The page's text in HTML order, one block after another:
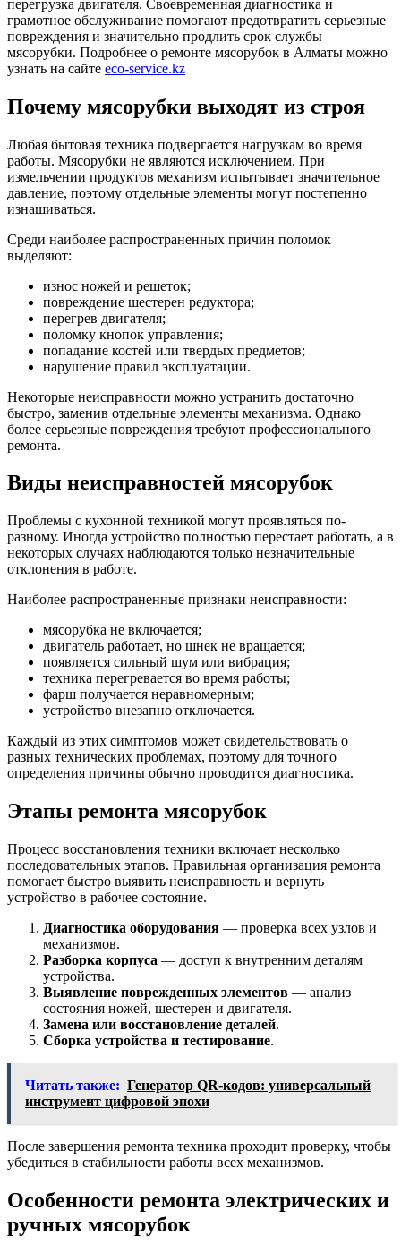
перегрузка двигателя. Своевременная диагностика и
грамотное обслуживание помогают предотвратить серьезные
повреждения и значительно продлить срок службы
мясорубки. Подробнее о ремонте мясорубок в Алматы можно
узнать на сайте eco-service.kz
Почему мясорубки выходят из строя
Любая бытовая техника подвергается нагрузкам во время
работы. Мясорубки не являются исключением. При
измельчении продуктов механизм испытывает значительное
давление, поэтому отдельные элементы могут постепенно
изнашиваться.
Среди наиболее распространенных причин поломок
выделяют:
износ ножей и решеток;
повреждение шестерен редуктора;
перегрев двигателя;
поломку кнопок управления;
попадание костей или твердых предметов;
нарушение правил эксплуатации.
Некоторые неисправности можно устранить достаточно
быстро, заменив отдельные элементы механизма. Однако
более серьезные повреждения требуют профессионального
ремонта.
Виды неисправностей мясорубок
Проблемы с кухонной техникой могут проявляться по-
разному. Иногда устройство полностью перестает работать, а в
некоторых случаях наблюдаются только незначительные
отклонения в работе.
Наиболее распространенные признаки неисправности:
мясорубка не включается;
двигатель работает, но шнек не вращается;
появляется сильный шум или вибрация;
техника перегревается во время работы;
фарш получается неравномерным;
устройство внезапно отключается.
Каждый из этих симптомов может свидетельствовать о
разных технических проблемах, поэтому для точного
определения причины обычно проводится диагностика.
Этапы ремонта мясорубок
Процесс восстановления техники включает несколько
последовательных этапов. Правильная организация ремонта
помогает быстро выявить неисправность и вернуть
устройство в рабочее состояние.
Диагностика оборудования — проверка всех узлов и
механизмов.
Разборка корпуса — доступ к внутренним деталям
устройства.
Выявление поврежденных элементов — анализ
состояния ножей, шестерен и двигателя.
Замена или восстановление деталей.
Сборка устройства и тестирование.
Читать также: Генератор QR-кодов: универсальный
инструмент цифровой эпохи
После завершения ремонта техника проходит проверку, чтобы
убедиться в стабильности работы всех механизмов.
Особенности ремонта электрических и
ручных мясорубок